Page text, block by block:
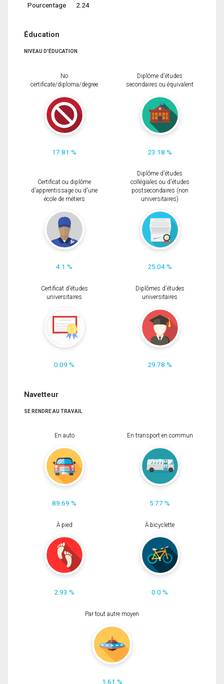
Pourcentage
2.24
Éducation
NIVEAU D'ÉDUCATION
No
certificate/diploma/degree
17.81 %
Diplôme d'études
secondaires ou équivalent
23.18 %
Certificat ou diplôme
d'apprentissage ou d'une
école de métiers
4.1 %
Diplôme d'études
collégiales ou d'études
postsecondaires (non
universitaires)
25.04 %
Certificat d'études
universitaires
0.09 %
Diplômes d'études
universitaires
29.78 %
Navetteur
SE RENDRE AU TRAVAIL
En auto
89.69 %
En transport en commun
5.77 %
À pied
2.93 %
À bicyclette
0.0 %
Par tout autre moyen
1.61 %